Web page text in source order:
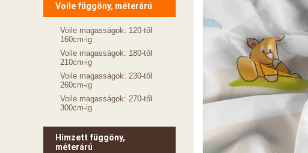
Voile függöny, méterárú
Voile magasságok: 120-től
160cm-ig
Voile magasságok: 180-től
210cm-ig
Voile magasságok: 230-től
260cm-ig
Voile magasságok: 270-től
300cm-ig
Hímzett függöny,
méterárú